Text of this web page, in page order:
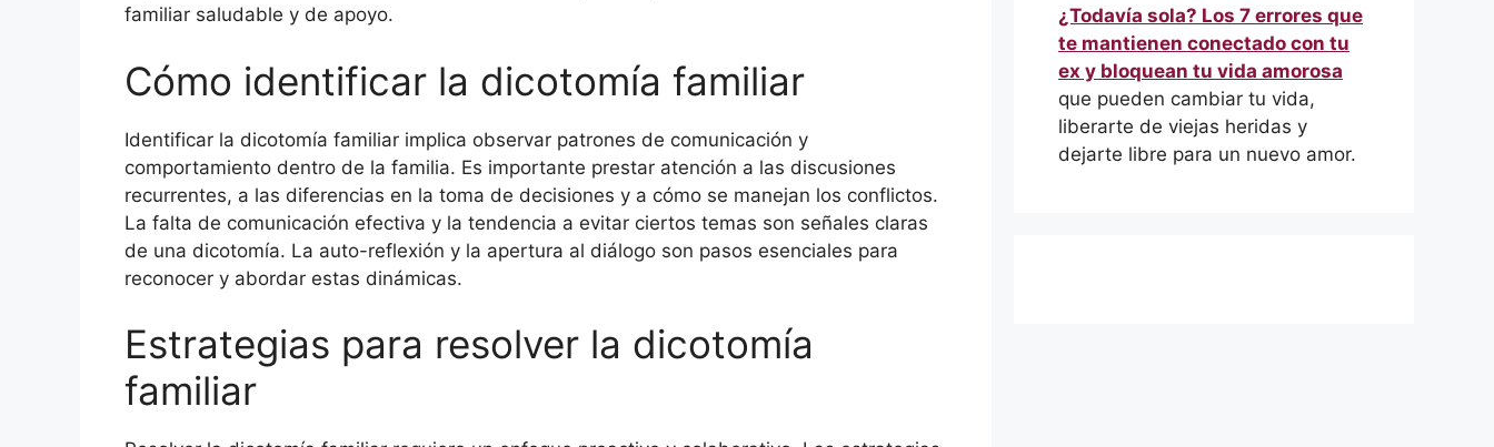
familiar saludable y de apoyo.
Cómo identificar la dicotomía familiar
Identificar la dicotomía familiar implica observar patrones de comunicación y
comportamiento dentro de la familia. Es importante prestar atención a las discusiones
recurrentes, a las diferencias en la toma de decisiones y a cómo se manejan los conflictos.
La falta de comunicación efectiva y la tendencia a evitar ciertos temas son señales claras
de una dicotomía. La auto-reflexión y la apertura al diálogo son pasos esenciales para
reconocer y abordar estas dinámicas.
Estrategias para resolver la dicotomía
familiar
¿Todavía sola? Los 7 errores que
te mantienen conectado con tu
ex y bloquean tu vida amorosa
que pueden cambiar tu vida,
liberarte de viejas heridas y
dejarte libre para un nuevo amor.